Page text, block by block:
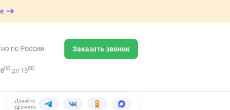
по России Заказать звонок
00 до 1900
Давайте
дружить: